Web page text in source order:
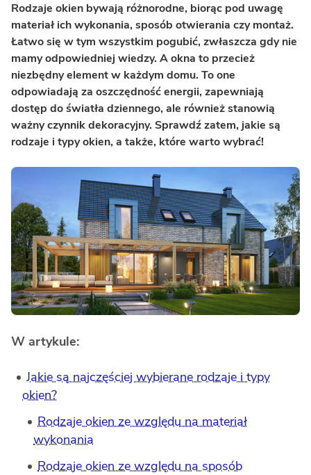
Rodzaje okien bywają różnorodne, biorąc pod uwagę
materiał ich wykonania, sposób otwierania czy montaż.
Łatwo się w tym wszystkim pogubić, zwłaszcza gdy nie
mamy odpowiedniej wiedzy. A okna to przecież
niezbędny element w każdym domu. To one
odpowiadają za oszczędność energii, zapewniają
dostęp do światła dziennego, ale również stanowią
ważny czynnik dekoracyjny. Sprawdź zatem, jakie są
rodzaje i typy okien, a także, które warto wybrać!
W artykule:
Jakie są najczęściej wybierane rodzaje i typy
okien?
Rodzaje okien ze względu na materiał
wykonania
Rodzaje okien ze względu na sposób